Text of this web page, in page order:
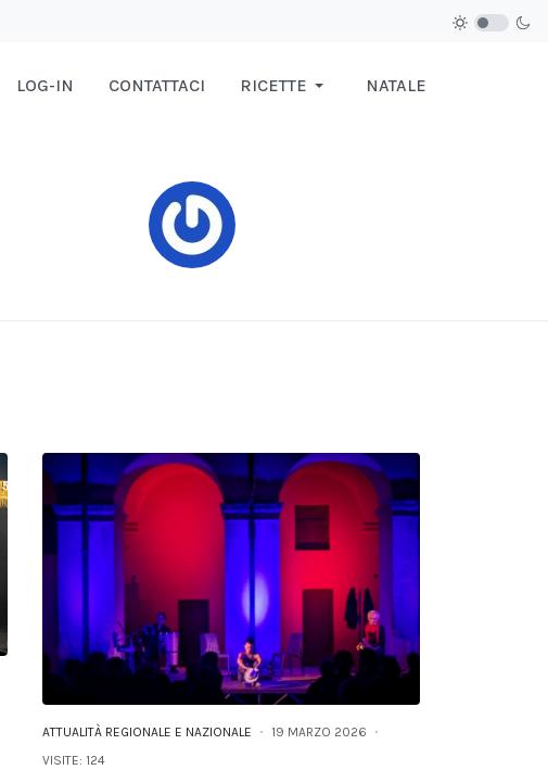
LOG-IN CONTATTACI RICETTE NATALE
ATTUALITÀ REGIONALE E NAZIONALE
19 MARZO 2026
VISITE: 124